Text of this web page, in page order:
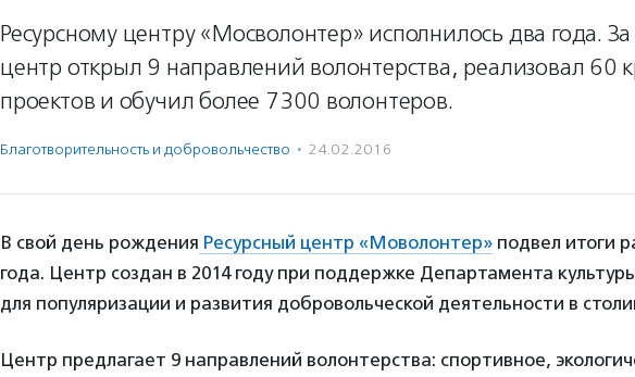
Ресурсному центру «Мосволонтер» исполнилось два года.
центр открыл 9 направлений волонтерства, реализовал 60
проектов и обучил более 7300 волонтеров.
Благотвори­тель­ность и доброволь­чест­во · 24.02.2016
В свой день рождения Ресурсный центр «Моволонтер» подвел итоги
года. Центр создан в 2014 году при поддержке Департамента
для популяризации и развития добровольческой деятельности в
Центр предлагает 9 направлений волонтерства: спортивное,